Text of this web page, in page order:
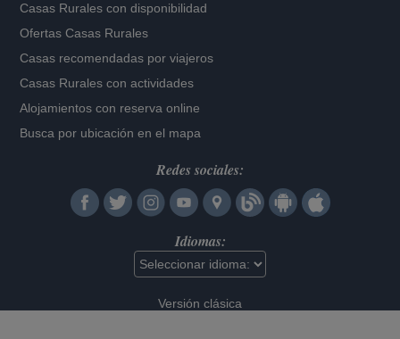
Casas Rurales con disponibilidad
Ofertas Casas Rurales
Casas recomendadas por viajeros
Casas Rurales con actividades
Alojamientos con reserva online
Busca por ubicación en el mapa
Redes sociales:
Idiomas:
Versión clásica